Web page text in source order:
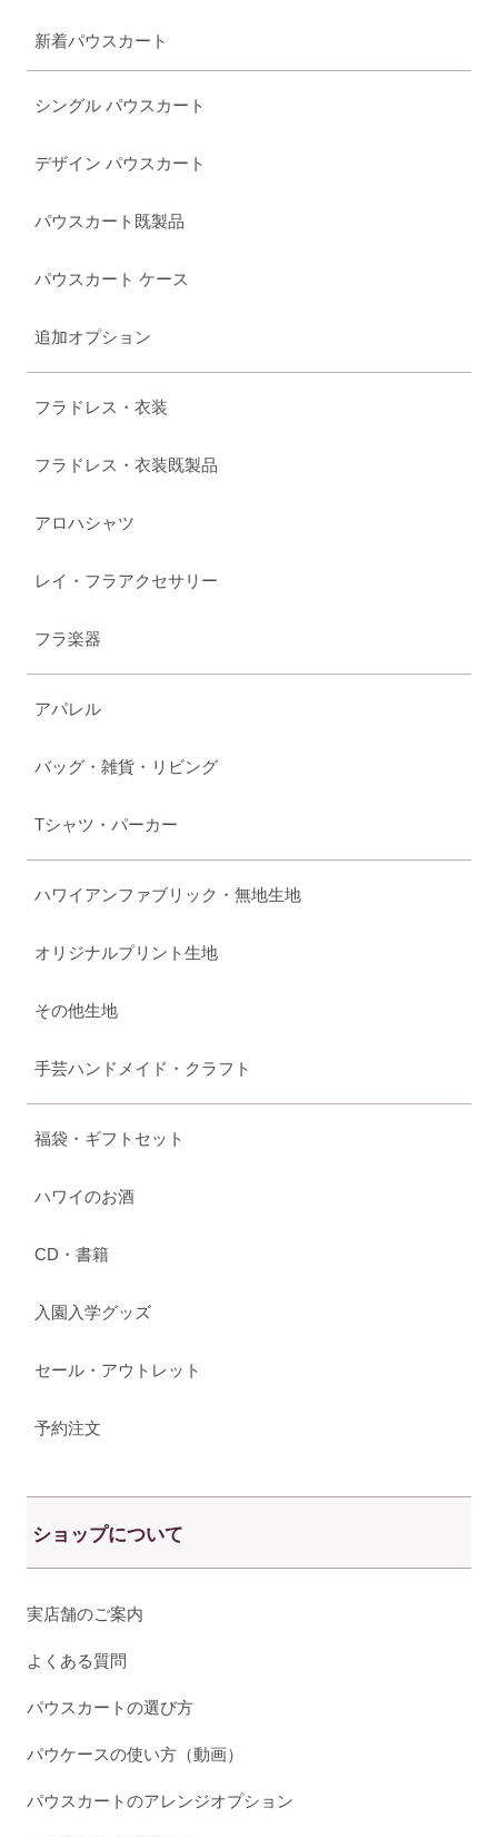
新着パウスカート
シングル パウスカート
デザイン パウスカート
パウスカート既製品
パウスカート ケース
追加オプション
フラドレス・衣装
フラドレス・衣装既製品
アロハシャツ
レイ・フラアクセサリー
フラ楽器
アパレル
バッグ・雑貨・リビング
Tシャツ・パーカー
ハワイアンファブリック・無地生地
オリジナルプリント生地
その他生地
手芸ハンドメイド・クラフト
福袋・ギフトセット
ハワイのお酒
CD・書籍
入園入学グッズ
セール・アウトレット
予約注文
ショップについて
実店舗のご案内
よくある質問
パウスカートの選び方
パウケースの使い方（動画）
パウスカートのアレンジオプション